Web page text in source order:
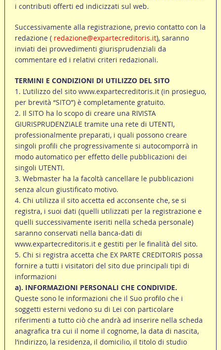
i contributi offerti ed indicizzati sul web.
Successivamente alla registrazione, previo contatto con la
redazione ( redazione@expartecreditoris.it), saranno
inviati dei provvedimenti giurisprudenziali da
commentare ed i relativi criteri redazionali.
TERMINI E CONDIZIONI DI UTILIZZO DEL SITO
1. L’utilizzo del sito www.expartecreditoris.it (in prosieguo,
per brevità “SITO”) è completamente gratuito.
2. Il SITO ha lo scopo di creare una RIVISTA
GIURISPRUDENZIALE tramite una rete di UTENTI,
professionalmente preparati, i quali possono creare
singoli profili che progressivamente si autocomporrà in
modo automatico per effetto delle pubblicazioni dei
singoli UTENTI.
3. Webmaster ha la facoltà cancellare le pubblicazioni
senza alcun giustificato motivo.
4. Chi utilizza il sito accetta ed acconsente che, se si
registra, i suoi dati (quelli utilizzati per la registrazione e
quelli successivamente iseriti nella scheda personale)
saranno conservati nella banca-dati di
www.expartecreditoris.it e gestiti per le finalità del sito.
5. Chi si registra accetta che EX PARTE CREDITORIS possa
fornire a tutti i visitatori del sito due principali tipi di
informazioni
a). INFORMAZIONI PERSONALI CHE CONDIVIDE.
Queste sono le informazioni che il Suo profilo che i
soggetti esterni vedono su di Lei con particolare
riferimenti a tutto ciò che andrà ad inserire nella scheda
anagrafica tra cui il nome il cognome, la data di nascita,
l’indirizzo, la residenza, il domicilio, il titolo di studio